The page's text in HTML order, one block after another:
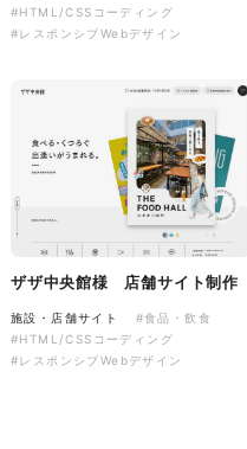
#HTML/CSSコーディング
#レスポンシブWebデザイン
ザザ中央館様 店舗サイト制作
施設・店舗サイト
#食品・飲食
#HTML/CSSコーディング
#レスポンシブWebデザイン